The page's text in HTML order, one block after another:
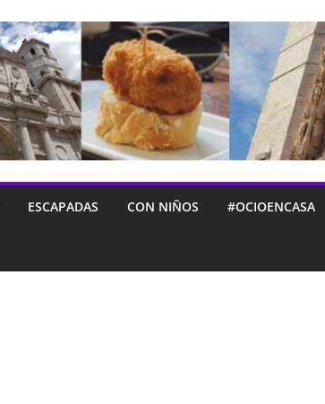
ESCAPADAS CON NIÑOS #OCIOENCASA